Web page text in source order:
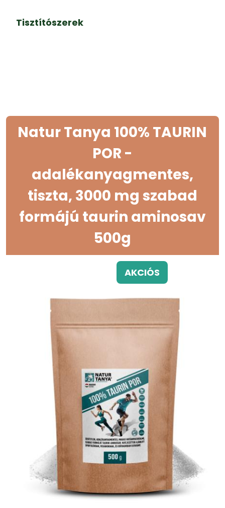
Tisztítószerek
Natur Tanya 100% TAURIN
POR -
adalékanyagmentes,
tiszta, 3000 mg szabad
formájú taurin aminosav
500g
AKCIÓS